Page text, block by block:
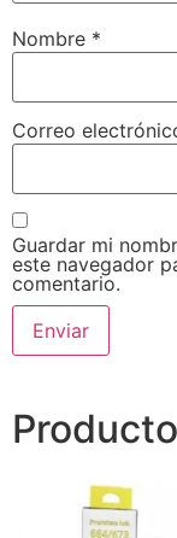
Nombre *
Correo
Guardar mi
este navegador
comentario.